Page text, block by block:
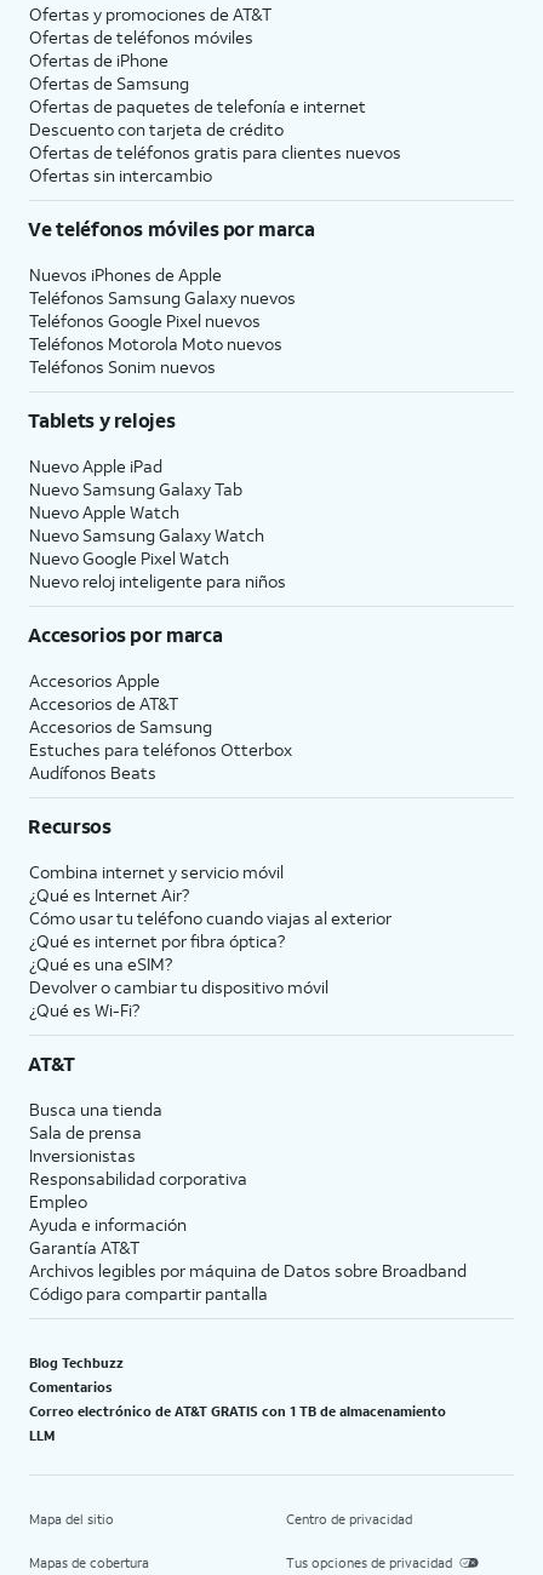
Ofertas y promociones de AT&T
Ofertas de teléfonos móviles
Ofertas de iPhone
Ofertas de Samsung
Ofertas de paquetes de telefonía e internet
Descuento con tarjeta de crédito
Ofertas de teléfonos gratis para clientes nuevos
Ofertas sin intercambio
Ve teléfonos móviles por marca
Nuevos iPhones de Apple
Teléfonos Samsung Galaxy nuevos
Teléfonos Google Pixel nuevos
Teléfonos Motorola Moto nuevos
Teléfonos Sonim nuevos
Tablets y relojes
Nuevo Apple iPad
Nuevo Samsung Galaxy Tab
Nuevo Apple Watch
Nuevo Samsung Galaxy Watch
Nuevo Google Pixel Watch
Nuevo reloj inteligente para niños
Accesorios por marca
Accesorios Apple
Accesorios de AT&T
Accesorios de Samsung
Estuches para teléfonos Otterbox
Audífonos Beats
Recursos
Combina internet y servicio móvil
¿Qué es Internet Air?
Cómo usar tu teléfono cuando viajas al exterior
¿Qué es internet por fibra óptica?
¿Qué es una eSIM?
Devolver o cambiar tu dispositivo móvil
¿Qué es Wi-Fi?
AT&T
Busca una tienda
Sala de prensa
Inversionistas
Responsabilidad corporativa
Empleo
Ayuda e información
Garantía AT&T
Archivos legibles por máquina de Datos sobre Broadband
Código para compartir pantalla
Blog Techbuzz
Comentarios
Correo electrónico de AT&T GRATIS con 1 TB de almacenamiento
LLM
Mapa del sitio
Mapas de cobertura
Centro de privacidad
Tus opciones de privacidad